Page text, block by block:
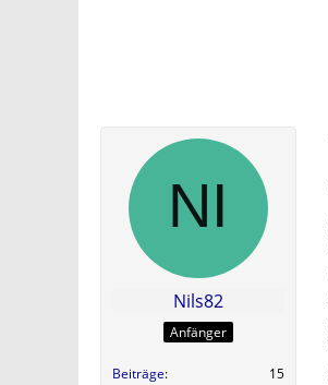
Nils82
Anfänger
Beiträge
15